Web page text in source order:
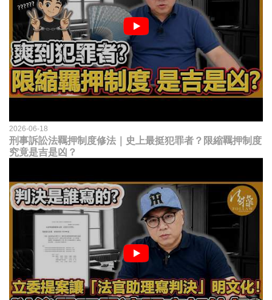
2026-06-18
刑事訴訟法羈押制度修法｜史上最挺犯罪者？限縮羈押制度
究竟是吉是凶？